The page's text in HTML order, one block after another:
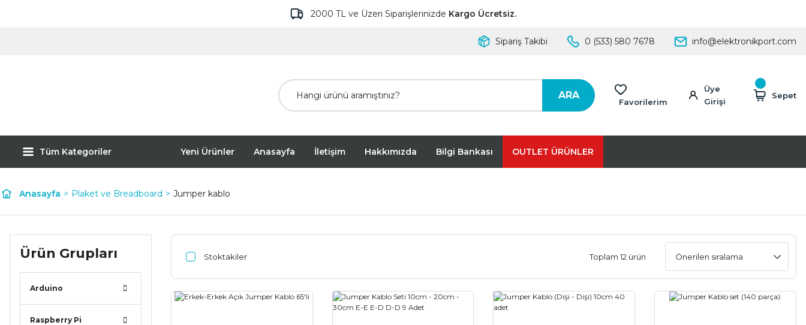
2000 TL ve Üzeri Siparişlerinizde Kargo Ücretsiz.
Sipariş Takibi 0 (533) 580 7678 info@elektronikport.com
ARA
Favorilerim
Üye
Girişi
Sepet
Tüm Kategoriler Yeni Ürünler Anasayfa İletişim Hakkımızda Bilgi Bankası OUTLET ÜRÜNLER
Anasayfa Plaket ve Breadboard Jumper kablo
Ürün Grupları
Arduino
Raspberry Pi
Stoktakiler Toplam 12 ürün